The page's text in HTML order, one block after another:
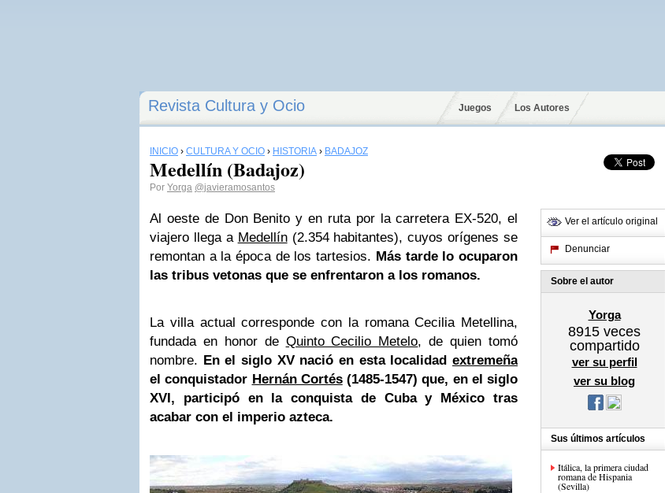
Revista Cultura y Ocio Juegos Los Autores
INICIO › CULTURA Y OCIO › HISTORIA › BADAJOZ
Medellín (Badajoz)
Por Yorga @javieramosantos
Al oeste de Don Benito y en ruta por la carretera EX-520, el
viajero llega a Medellín(2.354 habitantes), cuyos orígenes se
remontan a la época de los tartesios. Más tarde lo ocuparon
las tribus vetonas que se enfrentaron a los romanos.
La villa actual corresponde con la romana Cecilia Metellina,
fundada en honor de Quinto Cecilio Metelo, de quien tomó
nombre. En el siglo XV nació en esta localidadextremeña
el conquistador Hernán Cortés(1485-1547) que, en el siglo
XVI, participó en la conquista de Cuba y México tras
acabar con el imperio azteca.
Ver el artículo original
Denunciar
Sobre el autor
Yorga
8915 veces
compartido
ver su perfil
ver su blog
Sus últimos artículos
Itálica, la primera ciudad
romana de Hispania
(Sevilla)